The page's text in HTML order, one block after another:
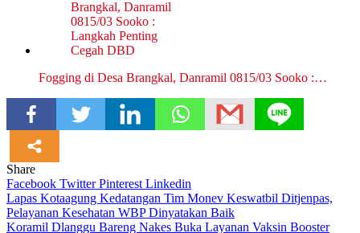
Fogging di Desa Brangkal, Danramil 0815/03 Sooko :…
Share
Facebook TwitterPinterest Linkedin
Navigasi
pos
Lapas Kotaagung Kedatangan Tim Monev Keswatbil Ditjenpas,
Pelayanan Kesehatan WBP Dinyatakan Baik
Koramil Dlanggu Bareng Nakes Buka Layanan Vaksin Booster